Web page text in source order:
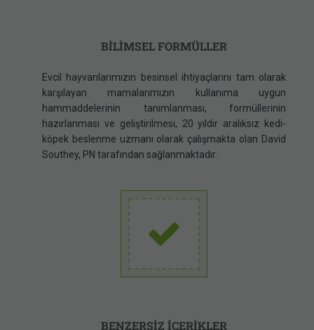
BİLİMSEL FORMÜLLER
Evcil hayvanlarımızın besinsel ihtiyaçlarını tam olarak
karşılayan mamalarımızın kullanıma uygun
hammaddelerinin tanımlanması, formüllerinin
hazırlanması ve geliştirilmesi, 20 yıldır aralıksız kedi-
köpek beslenme uzmanı olarak çalışmakta olan David
Southey, PN tarafından sağlanmaktadır.
BENZERSİZ İÇERİKLER